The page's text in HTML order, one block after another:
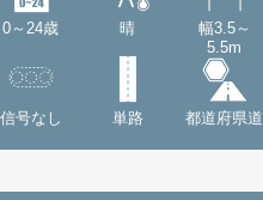
0～24歳 晴
幅3.5～
5.5m
信号なし 単路 都道府県道